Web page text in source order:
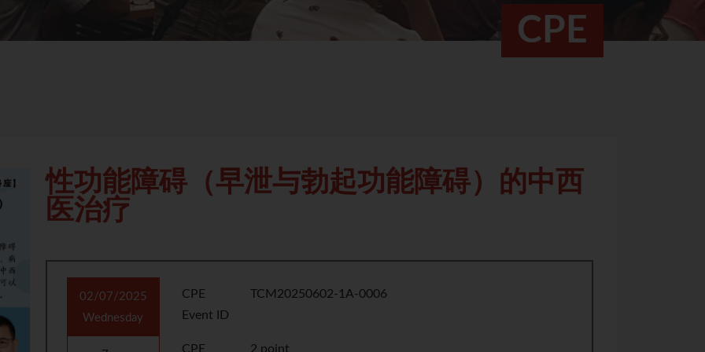
CPE
性功能障碍（早泄与勃起功能障碍）的中西
医治疗
02/07/2025
Wednesday
CPE
Event ID
TCM20250602-1A-0006
CPE 2 point